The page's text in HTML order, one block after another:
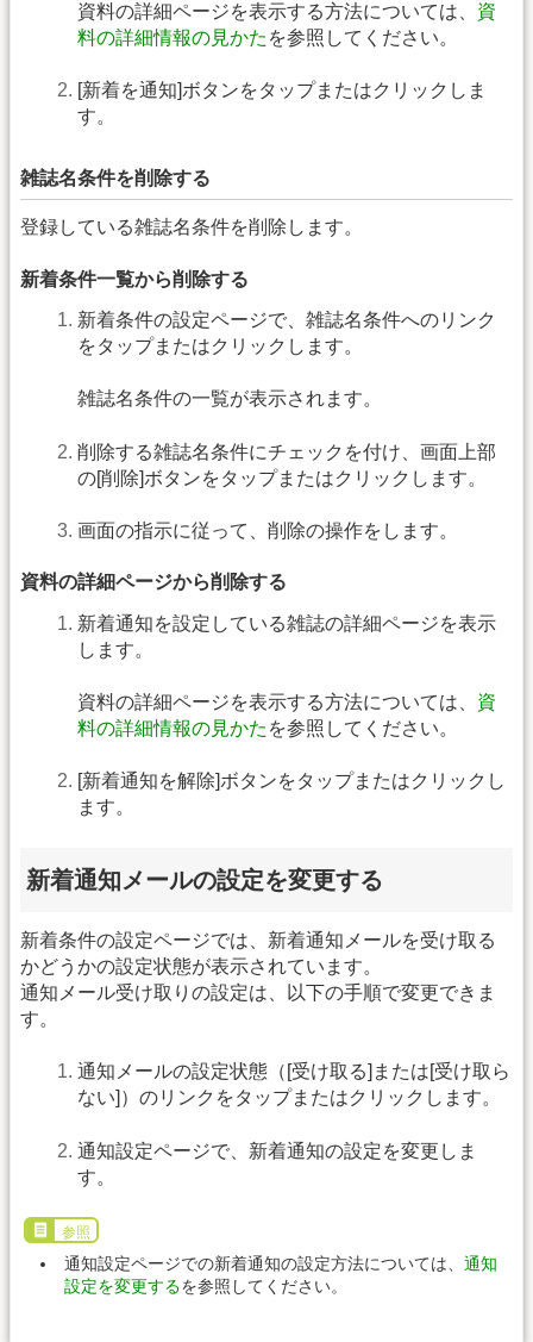
資料の詳細ページを表示する方法については、 資
料の詳細情報の見かた を参照してください。
[新着を通知]ボタンをタップまたはクリックしま
す。
雑誌名条件を削除する
登録している雑誌名条件を削除します。
新着条件一覧から削除する
新着条件の設定ページで、雑誌名条件へのリンク
をタップまたはクリックします。
雑誌名条件の一覧が表示されます。
削除する雑誌名条件にチェックを付け、画面上部
の[削除]ボタンをタップまたはクリックします。
画面の指示に従って、削除の操作をします。
資料の詳細ページから削除する
新着通知を設定している雑誌の詳細ページを表示
します。
資料の詳細ページを表示する方法については、 資
料の詳細情報の見かた を参照してください。
[新着通知を解除]ボタンをタップまたはクリックし
ます。
新着通知メールの設定を変更する
新着条件の設定ページでは、新着通知メールを受け取る
かどうかの設定状態が表示されています。
通知メール受け取りの設定は、以下の手順で変更できま
す。
通知メールの設定状態（[受け取る]または[受け取ら
ない]）のリンクをタップまたはクリックします。
通知設定ページで、新着通知の設定を変更しま
す。
参照
通知設定ページでの新着通知の設定方法については、 通知
設定を変更するを参照してください。